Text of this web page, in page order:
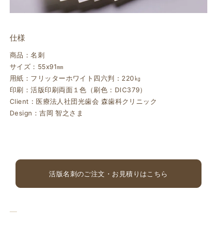
仕様
商品：名刺
サイズ：55ⅹ91㎜
用紙：フリッターホワイト四六判：220㎏
印刷：活版印刷両面１色（刷色：DIC379）
Client：医療法人社団光歯会 森歯科クリニック
Design：吉岡 智之さま
活版名刺のご注文・お見積りはこちら